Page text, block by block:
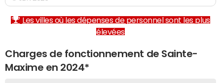
Les villes où les dépenses de personnel sont les plus
élevées
Charges de fonctionnement de Sainte-
Maxime en 2024*